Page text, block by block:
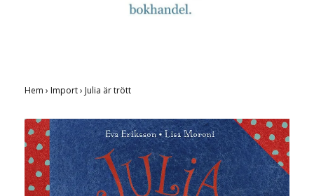
Hem › Import› Julia är trött